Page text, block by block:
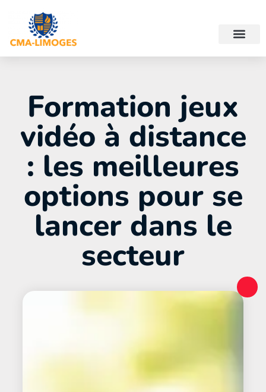
Formation jeux
vidéo à distance
: les meilleures
options pour se
lancer dans le
secteur